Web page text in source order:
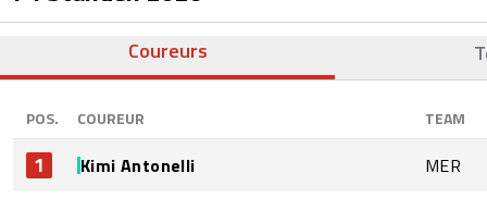
Coureurs
POS. COUREUR TEAM
1 Kimi Antonelli MER